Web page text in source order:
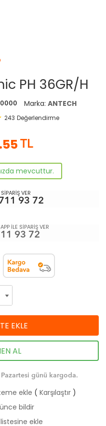
PH 36GR/H
Marka: ANTECH
243 Değerlendirme
TL
mevcuttur.
VER
93 72
İLE SİPARİŞ VER
93 72
EKLE
AL
günü kargoda.
ekle ( Karşılaştır )
bildir
ekle